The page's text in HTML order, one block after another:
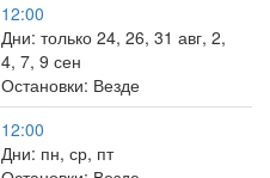
12:00
Дни: только 24, 26, 31 авг, 2,
4, 7, 9 сен
Остановки: Везде
12:00
Дни: пн, ср, пт